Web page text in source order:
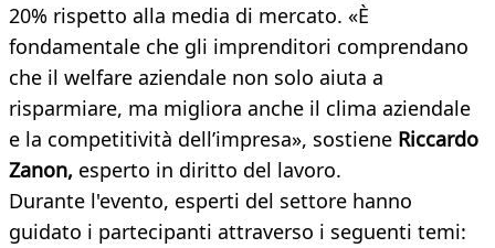
20% rispetto alla media di mercato. «È
fondamentale che gli imprenditori comprendano
che il welfare aziendale non solo aiuta a
risparmiare, ma migliora anche il clima aziendale
e la competitività dell’impresa», sostiene Riccardo
Zanon, esperto in diritto del lavoro.
Durante l'evento, esperti del settore hanno
guidato i partecipanti attraverso i seguenti temi: